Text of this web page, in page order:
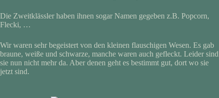
Die Zweitklässler haben ihnen sogar Namen gegeben z.B. Popcorn,
Flecki, …
Wir waren sehr begeistert von den kleinen flauschigen Wesen. Es gab
braune, weiße und schwarze, manche waren auch gefleckt. Leider sind
sie nun nicht mehr da. Aber denen geht es bestimmt gut, dort wo sie
jetzt sind.